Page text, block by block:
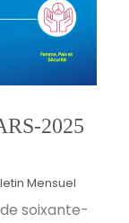
2025
Mensuel
soixante-